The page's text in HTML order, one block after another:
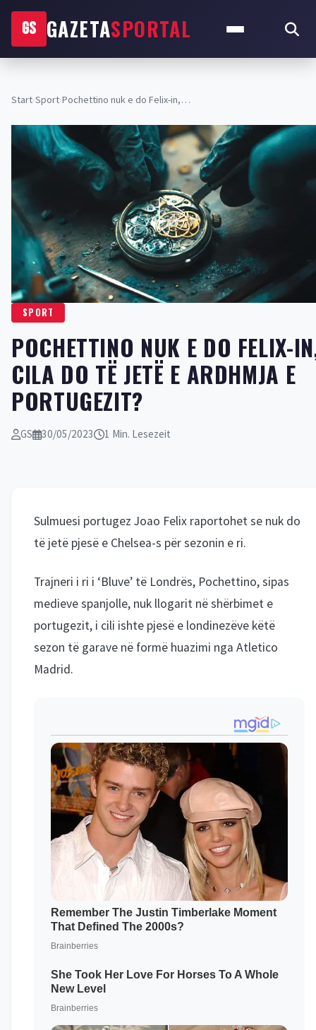
GS GAZETASPORTAL
Start›Sport›Pochettino nuk e do Felix-in,…
SPORT
POCHETTINO NUK E DO FELIX-
CILA DO TË JETË E ARDHMJA E
PORTUGEZIT?
GS 30/05/2023 1 Min. Lesezeit
Sulmuesi portugez Joao Felix raportohet se nuk do
të jetë pjesë e Chelsea-s për sezonin e ri.
Trajneri i ri i ‘Bluve’ të Londrës, Pochettino, sipas
medieve spanjolle, nuk llogarit në shërbimet e
portugezit, i cili ishte pjesë e londinezëve këtë
sezon të garave në formë huazimi nga Atletico
Madrid.